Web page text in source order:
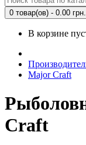
0 товар(ов) - 0.00 грн.
В корзине
Major Craft
Craft